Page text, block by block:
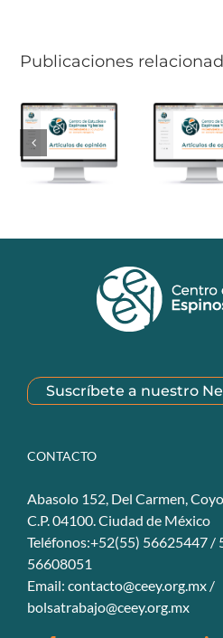
Publicaciones
Suscríbete a nuestro
CONTACTO
Abasolo 152, Del Carmen,
C.P. 04100. Ciudad de México
Teléfonos:+52(55) 56625447
56608051
Email: contacto@ceey.org.mx /
bolsatrabajo@ceey.org.mx